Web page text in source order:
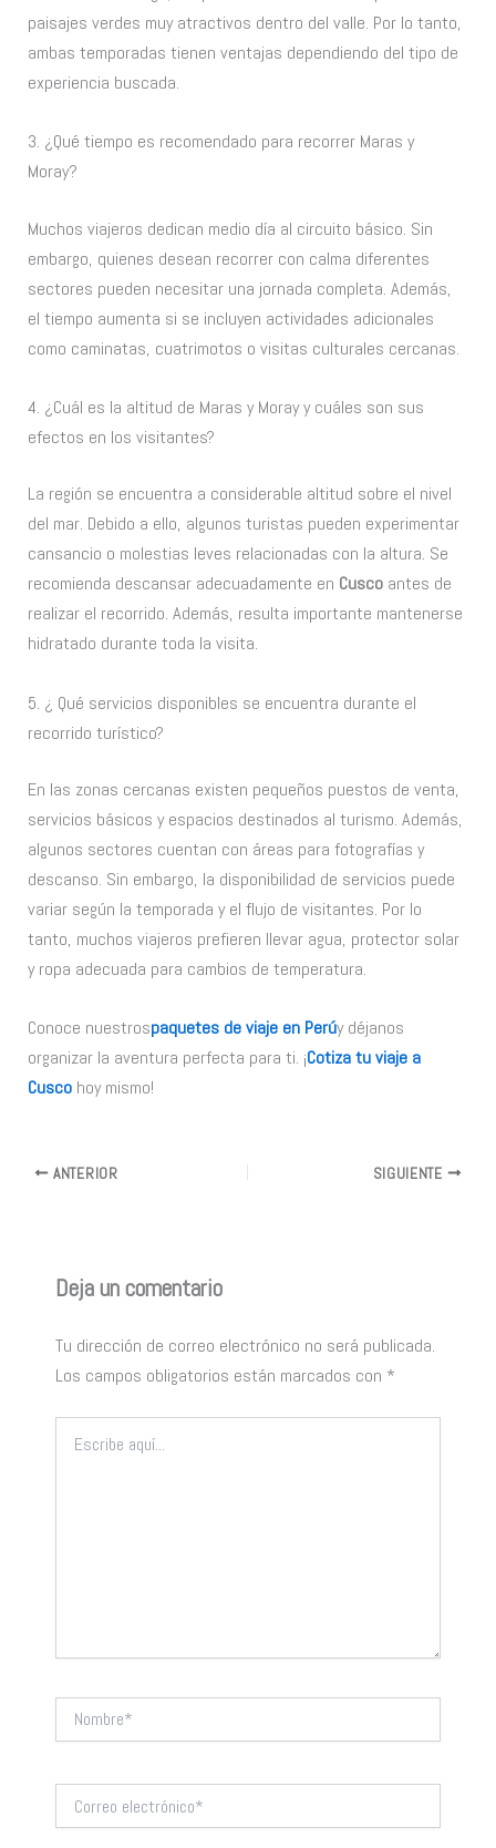
paisajes verdes muy atractivos dentro del valle. Por lo tanto,
ambas temporadas tienen ventajas dependiendo del tipo de
experiencia buscada.
3. ¿Qué tiempo es recomendado para recorrer Maras y
Moray?
Muchos viajeros dedican medio día al circuito básico. Sin
embargo, quienes desean recorrer con calma diferentes
sectores pueden necesitar una jornada completa. Además,
el tiempo aumenta si se incluyen actividades adicionales
como caminatas, cuatrimotos o visitas culturales cercanas.
4. ¿Cuál es la altitud de Maras y Moray y cuáles son sus
efectos en los visitantes?
La región se encuentra a considerable altitud sobre el nivel
del mar. Debido a ello, algunos turistas pueden experimentar
cansancio o molestias leves relacionadas con la altura. Se
recomienda descansar adecuadamente en Cusco antes de
realizar el recorrido. Además, resulta importante mantenerse
hidratado durante toda la visita.
5. ¿ Qué servicios disponibles se encuentra durante el
recorrido turístico?
En las zonas cercanas existen pequeños puestos de venta,
servicios básicos y espacios destinados al turismo. Además,
algunos sectores cuentan con áreas para fotografías y
descanso. Sin embargo, la disponibilidad de servicios puede
variar según la temporada y el flujo de visitantes. Por lo
tanto, muchos viajeros prefieren llevar agua, protector solar
y ropa adecuada para cambios de temperatura.
Conoce nuestrospaquetes de viaje en Perúy déjanos
organizar la aventura perfecta para ti. ¡Cotiza tu viaje a
Cusco hoy mismo!
ANTERIOR SIGUIENTE
Deja un comentario
Tu dirección de correo electrónico no será publicada.
Los campos obligatorios están marcados con *
aquí...
electrónico*